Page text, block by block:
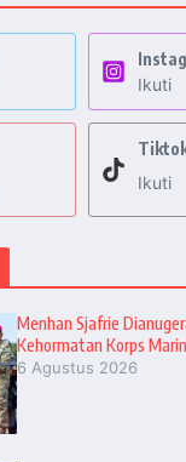
Ikuti
Ikuti
Menhan Sjafrie
Kehormatan Korps
6 Agustus 2026